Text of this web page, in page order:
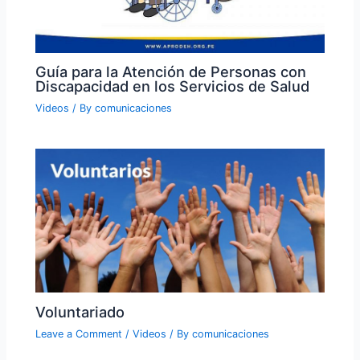
Guía para la Atención de Personas con
Discapacidad en los Servicios de Salud
Videos / Bycomunicaciones
Voluntariado
Leave a Comment /Videos / Bycomunicaciones